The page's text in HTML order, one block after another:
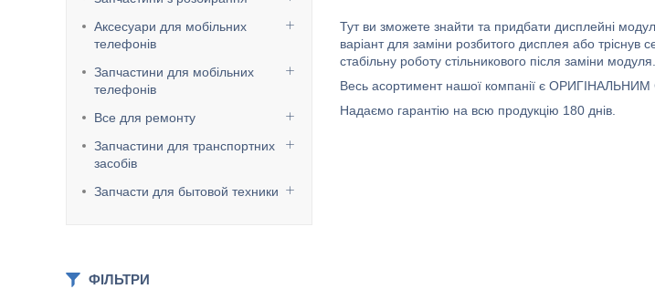
Аксесуари для мобільних
телефонів
Запчастини для мобільних
телефонів
Все для ремонту
Запчастини для транспортних
засобів
Запчасти для бытовой техники
ФІЛЬТРИ
Тут ви зможете знайти та придбати дисплейні
варіант для заміни розбитого дисплея або тріснув
стабільну роботу стільникового після заміни модуля.
Весь асортимент нашої компанії є
Надаємо гарантію на всю продукцію 180 днів.